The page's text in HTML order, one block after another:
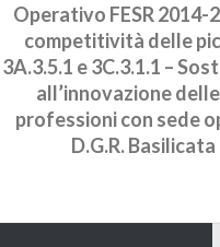
Operativo FESR 2014-
competitività delle
3A.3.5.1 e 3C.3.1.1 –
all’innovazione
professioni con sede
D.G.R.